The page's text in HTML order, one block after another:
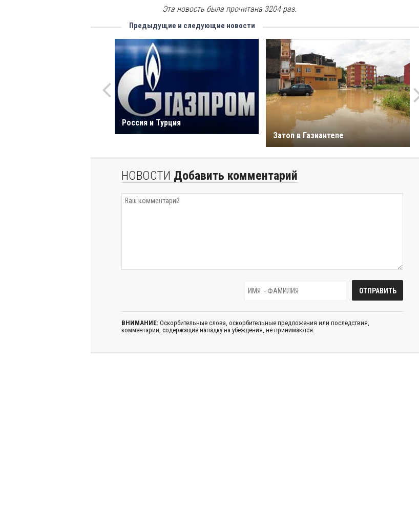
Эта новость была прочитана 3204 раз.
Предыдущие и следующие новости
Россия и Турция
Затоп в Газиантепе
НОВОСТИ Добавить комментарий
ВНИМАНИЕ: Оскорбительные слова, оскорбительные предложения или последствия,
комментарии, содержащие нападку на убеждения, не принимаются.